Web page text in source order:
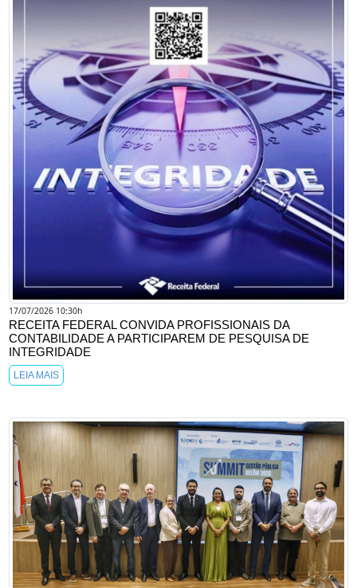
17/07/2026 10:30h
RECEITA FEDERAL CONVIDA PROFISSIONAIS DA
CONTABILIDADE A PARTICIPAREM DE PESQUISA DE
INTEGRIDADE
LEIA MAIS